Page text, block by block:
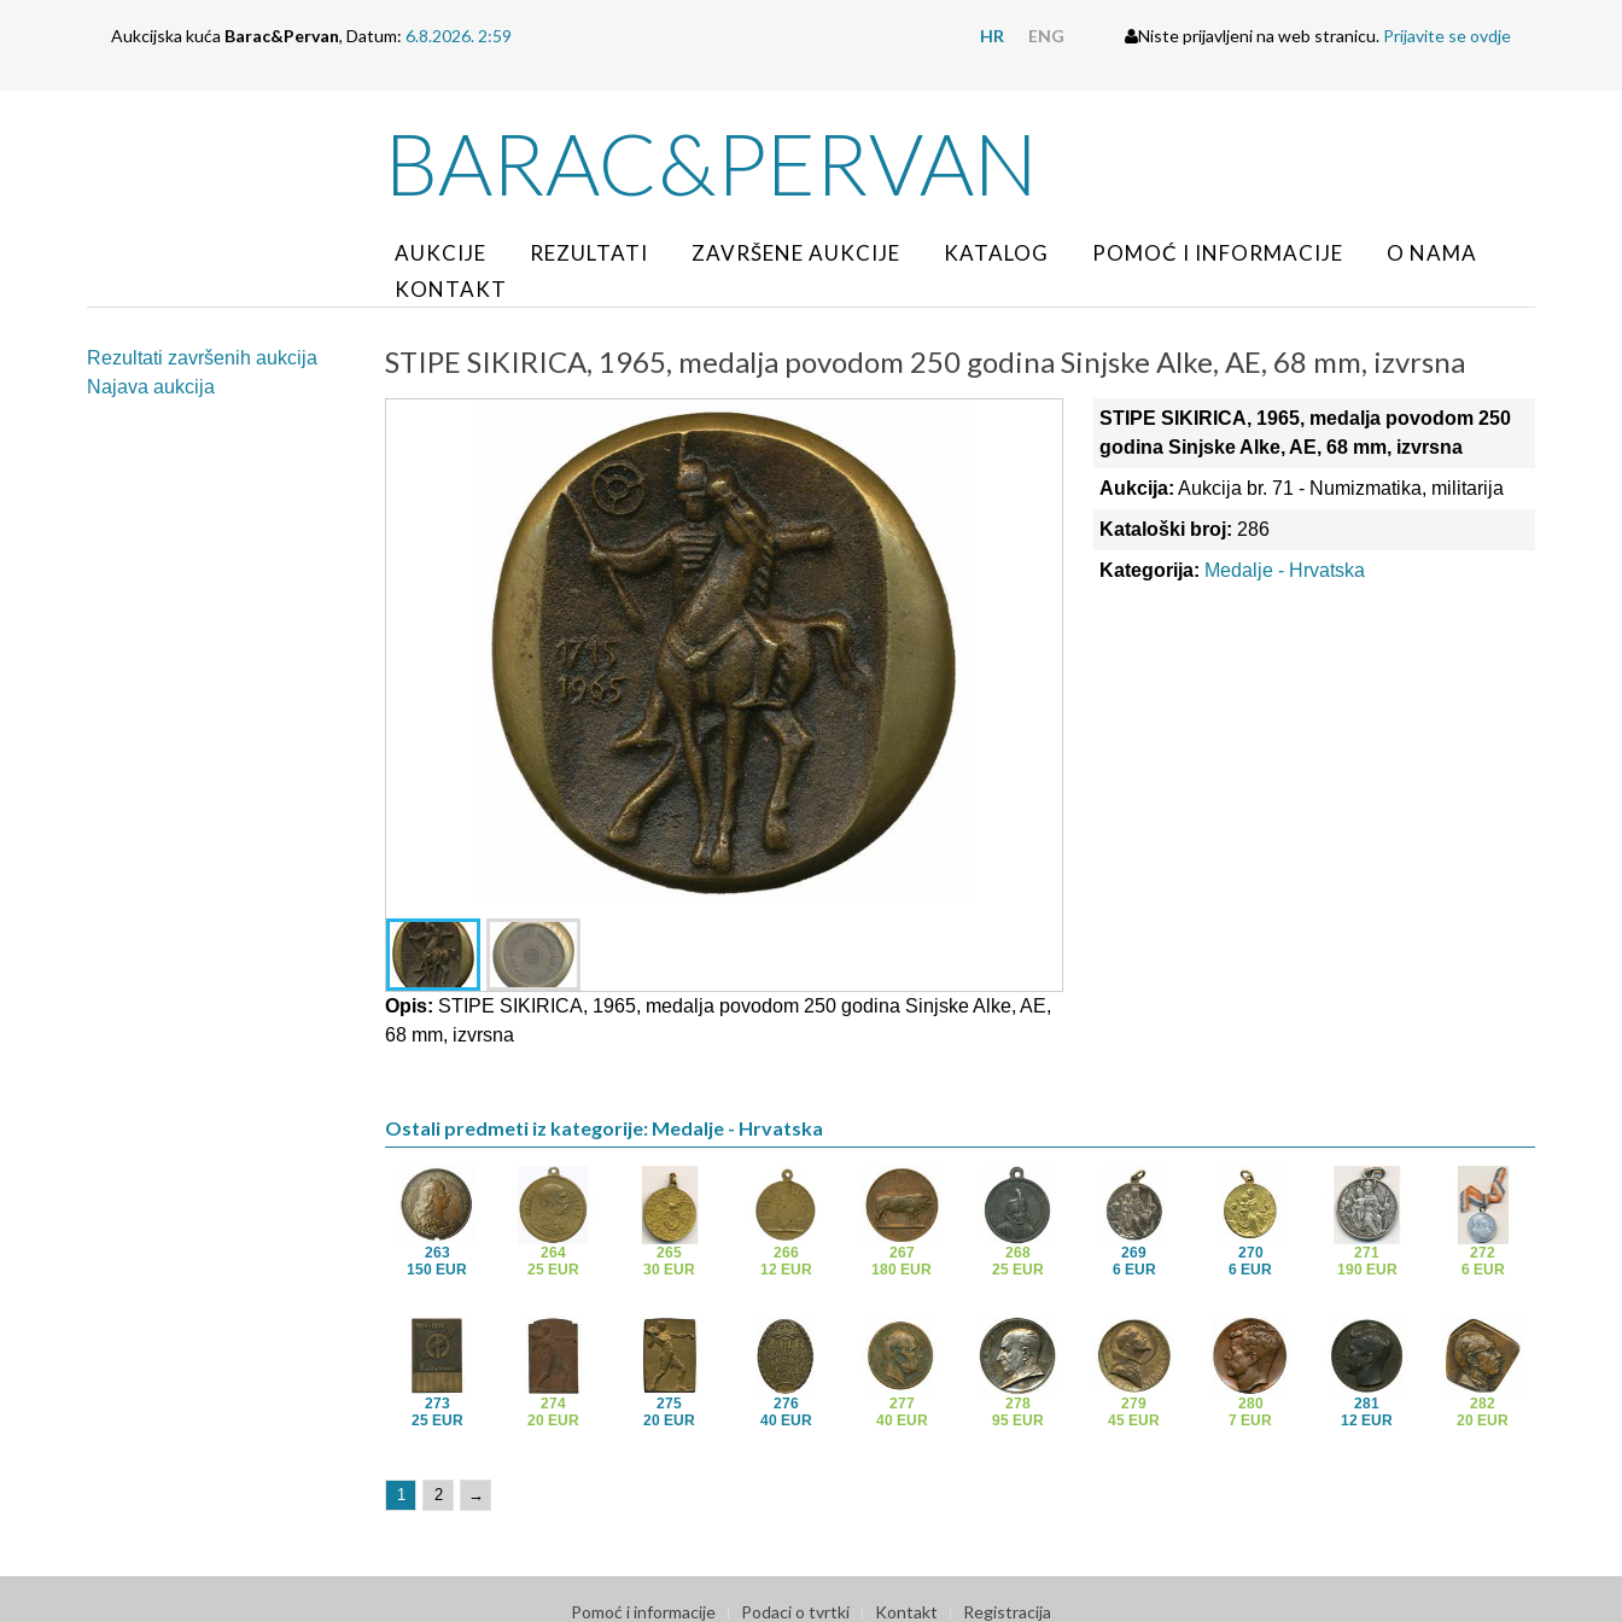
Aukcijska kuća Barac&Pervan, Datum: 6.8.2026. 2:59 HR ENG Niste prijavljeni na web stranicu. Prijavite se ovdje
BARAC&PERVAN
AUKCIJE REZULTATI ZAVRŠENE AUKCIJE KATALOG POMOĆ I INFORMACIJE
O NAMA
KONTAKT
Rezultati završenih aukcija
Najava aukcija
STIPE SIKIRICA, 1965, medalja povodom 250 godina Sinjske Alke, AE, 68 mm, izvrsna
Opis: STIPE SIKIRICA, 1965, medalja povodom 250 godina Sinjske Alke, AE,
68 mm, izvrsna
STIPE SIKIRICA, 1965, medalja povodom 250
godina Sinjske Alke, AE, 68 mm, izvrsna
Aukcija: Aukcija br. 71 - Numizmatika, militarija
Kataloški broj: 286
Kategorija: Medalje - Hrvatska
Ostali predmeti iz kategorije: Medalje - Hrvatska
263
150 EUR
264
25 EUR
265
30 EUR
266
12 EUR
267
180 EUR
268
25 EUR
269
6 EUR
270
6 EUR
271
190 EUR
272
6 EUR
273
25 EUR
274
20 EUR
275
20 EUR
276
40 EUR
277
40 EUR
278
95 EUR
279
45 EUR
280
7 EUR
281
12 EUR
282
20 EUR
1 2 →
Pomoć i informacije Podaci o tvrtki Kontakt Registracija